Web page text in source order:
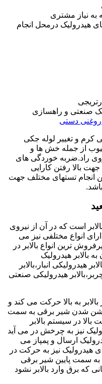
به نیاز مشتری
هیدرولیک درمحل انجام
صنعتی و راهسازی
دستی
کرم و تغییر لوله جکی
از جمله خش ها و
راد.ضربه خوردگی های
بالا رفتن کارایی
انجام تستهای مختلف جهت
است که در آن از نیروی
انواع مختلفی نیز می
ترین انواع بالابر در
بالابر هیدرولیک
هیدرولیکی انبار،بالابر
هیدرولیکی صنعتی
به بالا حرکت می کند و
شدن شیر برقی به سمت
در سیستم بالابر
نیز به چرخش در می آید
ارسال و پمپاز می
هیدرولیک نیز به حرکت در
سمت پایین شیر برقی
که برق وارد بالابر نشود